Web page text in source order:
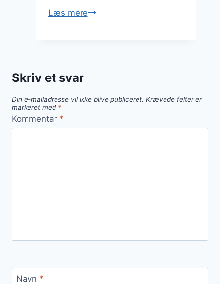
Læs mereKylling
Skriv et svar
Din e-mailadresse vil ikke blive publiceret. Krævede felter er
markeret med *
Kommentar *
Navn *